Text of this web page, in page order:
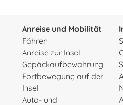
Anreise und Mobilität
Fähren
Anreise zur Insel
Gepäckaufbewahrung
Fortbewegung auf der
Insel
Auto- und